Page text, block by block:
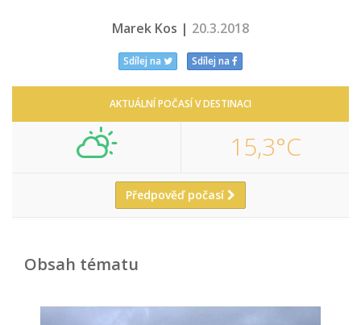
Marek Kos | 20.3.2018
Sdílej na Sdílej na
AKTUÁLNÍ POČASÍ V DESTINACI
15,3°C
Předpověď počasí
Obsah tématu